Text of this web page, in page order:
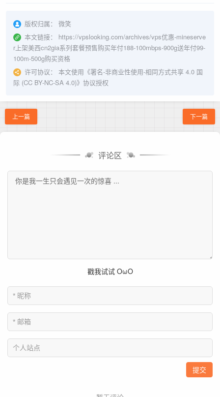
版权归属：
微笑
本文链接：
https://vpslooking.com/archives/vps优惠-mineserve
r上架美西cn2gia系列套餐预售购买年付188-100mbps-900g送年付99-
100m-500g购买资格
许可协议：
本文使用《署名-非商业性使用-相同方式共享 4.0 国
际 (CC BY-NC-SA 4.0)》协议授权
上一篇 下一篇
评论区